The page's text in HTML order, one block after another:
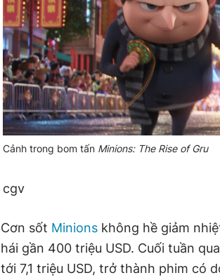
Cảnh trong bom tấn Minions: The Rise of Gru
cgv
Cơn sốt Minions không hề giảm
hái gần 400 triệu USD. Cuối tuần
tới 7,1 triệu USD, trở thành phim có